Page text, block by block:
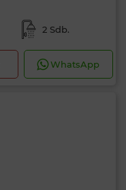
2 Sdb.
WhatsApp